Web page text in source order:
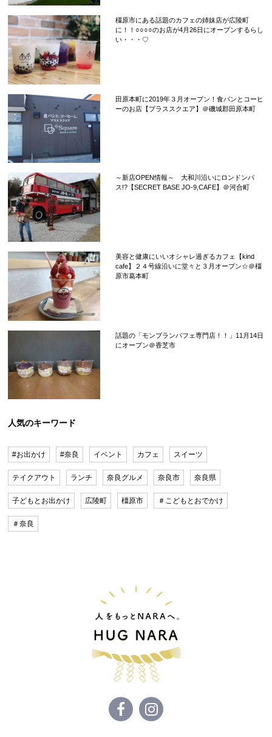
橿原市にある話題のカフェの姉妹店が広陵町
に！！○○○○のお店が4月26日にオープンするらし
い・・・♡
田原本町に2019年３月オープン！食パンとコーヒ
ーのお店【プラススクエア】＠磯城郡田原本町
～新店OPEN情報～ 大和川沿いにロンドンバ
ス!?【SECRET BASE JO-9,CAFE】＠河合町
美容と健康にいいオシャレ過ぎるカフェ【kind
cafe】２４号線沿いに堂々と３月オープン☆＠橿
原市葛本町
話題の「モンブランパフェ専門店！！」11月14日
にオープン＠香芝市
人気のキーワード
#お出かけ #奈良 イベント カフェ スイーツ
テイクアウト ランチ 奈良グルメ 奈良市 奈良県
子どもとお出かけ 広陵町 橿原市 ＃こどもとおでかけ
＃奈良